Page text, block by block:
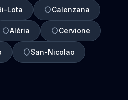
Lota Calenzana
Aléria Cervione
San-Nicolao